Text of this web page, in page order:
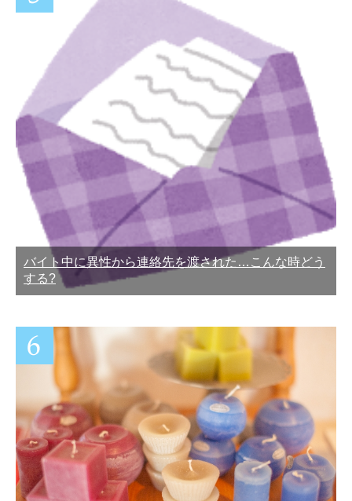
バイト中に異性から連絡先を渡された…こんな時どう
する?